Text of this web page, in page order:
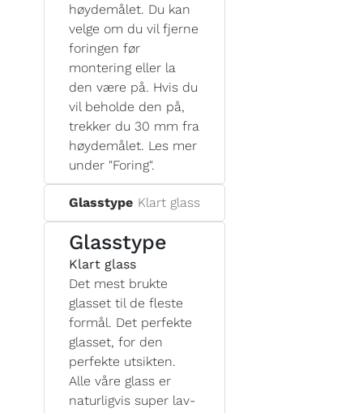
høydemålet. Du kan
velge om du vil fjerne
foringen før
montering eller la
den være på. Hvis du
vil beholde den på,
trekker du 30 mm fra
høydemålet. Les mer
under "Foring".
Glasstype Klart glass
Glasstype
Klart glass
Det mest brukte
glasset til de fleste
formål. Det perfekte
glasset, for den
perfekte utsikten.
Alle våre glass er
naturligvis super lav-